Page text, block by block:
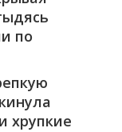
по
хрупкие